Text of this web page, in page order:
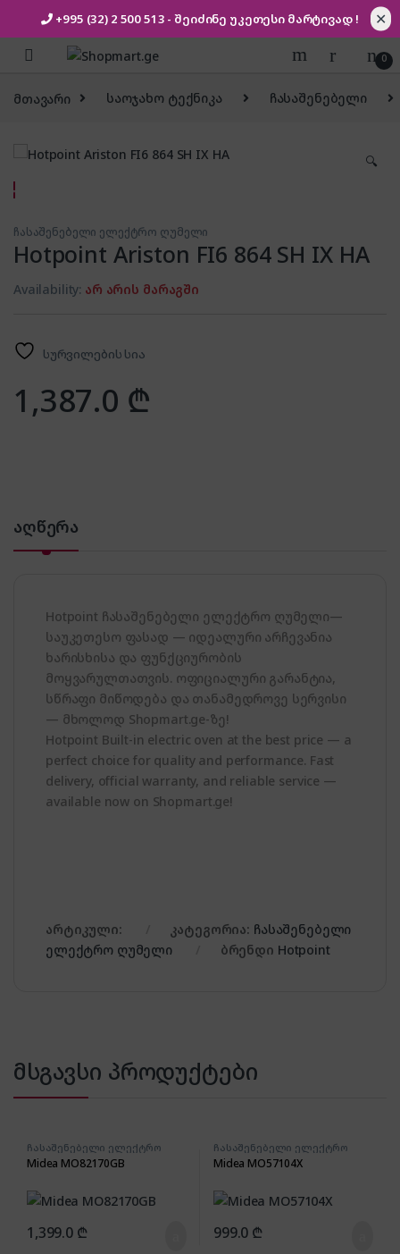
+995 (32) 2 500 513 - შეიძინე უკეთესი მარტივად ! ✕
Skip to navigation
Skip to content
0
მთავარი საოჯახო ტექნიკა ჩასაშენებელი
🔍
ჩასაშენებელი ელექტრო ღუმელი
Hotpoint Ariston FI6 864 SH IX HA
Availability: არ არის მარაგში
სურვილების სია
1,387.0 ₾
აღწერა
Hotpoint ჩასაშენებელი ელექტრო ღუმელი—
საუკეთესო ფასად — იდეალური არჩევანია
ხარისხისა და ფუნქციურობის
მოყვარულთათვის. ოფიციალური გარანტია,
სწრაფი მიწოდება და თანამედროვე სერვისი
— მხოლოდ Shopmart.ge-ზე!
Hotpoint Built-in electric oven at the best price — a
perfect choice for quality and performance. Fast
delivery, official warranty, and reliable service —
available now on Shopmart.ge!
არტიკული: კატეგორია: ჩასაშენებელი
ელექტრო ღუმელი
ბრენდი Hotpoint
მსგავსი პროდუქტები
ჩასაშენებელი ელექტრო
ღუმელი
Midea MO82170GB
1,399.0 ₾
ჩასაშენებელი ელექტრო
ღუმელი
Midea MO57104X
999.0 ₾